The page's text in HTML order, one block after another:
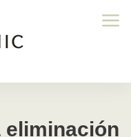
eliminación